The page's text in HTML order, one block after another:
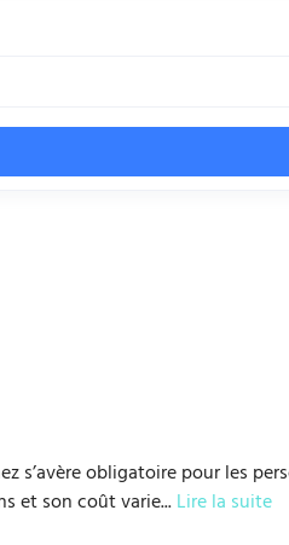
s’avère obligatoire pour les
et son coût varie... Lire la suite